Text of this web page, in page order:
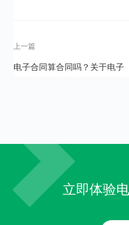
上一篇
电子合同算合同吗？关于电子
立即体验